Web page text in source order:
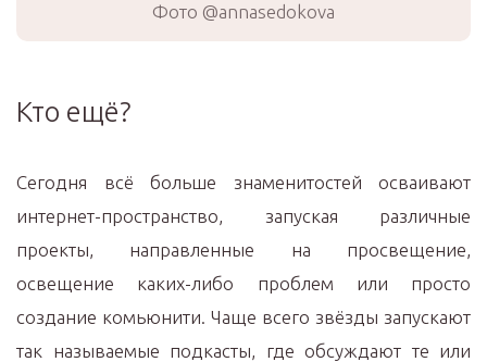
Фото @annasedokova
Кто ещё?
Сегодня всё больше знаменитостей осваивают
интернет-пространство, запуская различные
проекты, направленные на просвещение,
освещение каких-либо проблем или просто
создание комьюнити. Чаще всего звёзды запускают
так называемые подкасты, где обсуждают те или